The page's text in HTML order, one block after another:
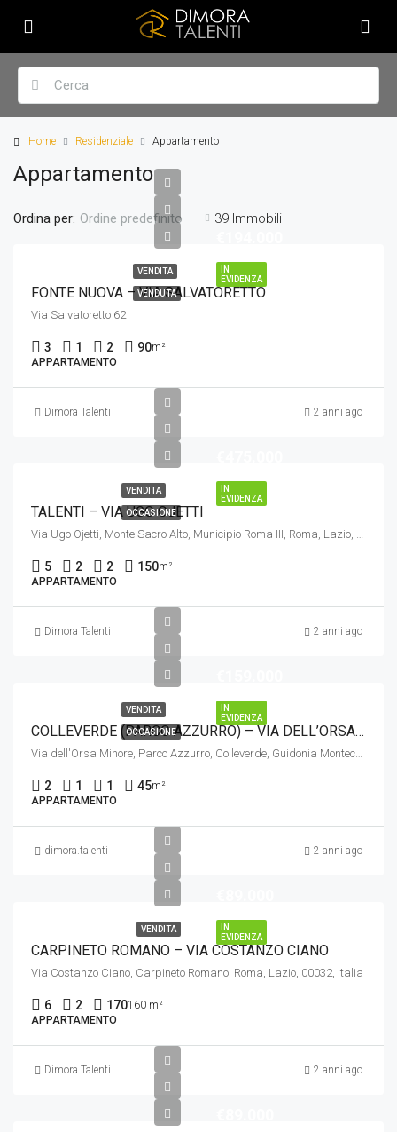
Home Residenziale Appartamento
Appartamento
39 Immobili
Ordina per: Ordine predefinito
IN
EVIDENZA
VENDITA
VENDUTA
FONTE NUOVA – VIA SALVATORETTO
Via Salvatoretto 62
3 1 2 90m²
APPARTAMENTO
Dimora Talenti 2 anni ago
IN
EVIDENZA
VENDITA
OCCASIONE
TALENTI – VIA UGO OJETTI
Via Ugo Ojetti, Monte Sacro Alto, Municipio Roma III, Roma, Lazio, 00137, Italia
5 2 2 150m²
APPARTAMENTO
Dimora Talenti 2 anni ago
IN
EVIDENZA
VENDITA
OCCASIONE COLLEVERDE (PARCO AZZURRO) – VIA DELL’ORSA MINORE
Via dell'Orsa Minore, Parco Azzurro, Colleverde, Guidonia Montecelio, Roma, Lazio, 00131, Italia
2 1 1 45m²
APPARTAMENTO
dimora.talenti 2 anni ago
IN
EVIDENZA
VENDITA
CARPINETO ROMANO – VIA COSTANZO CIANO
Via Costanzo Ciano, Carpineto Romano, Roma, Lazio, 00032, Italia
6 2 170160 m²
APPARTAMENTO
Dimora Talenti 2 anni ago